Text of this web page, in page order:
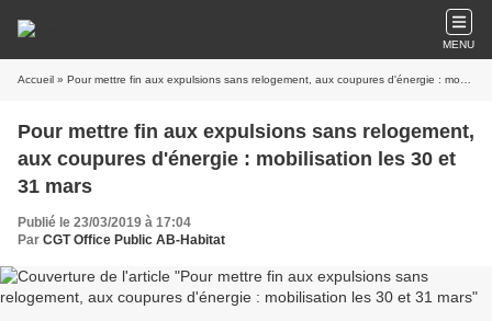
MENU
Accueil » Pour mettre fin aux expulsions sans relogement, aux coupures d'énergie : mobilisation les 30 et 31 mars
Pour mettre fin aux expulsions sans relogement,
aux coupures d'énergie : mobilisation les 30 et
31 mars
Publié le 23/03/2019 à 17:04
Par CGT Office Public AB-Habitat